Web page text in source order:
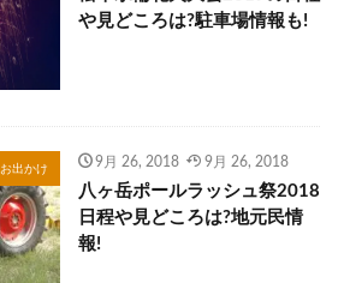
や見どころは?駐車場情報も!
お出かけ 9月 26, 2018 9月 26, 2018
八ヶ岳ポールラッシュ祭2018
日程や見どころは?地元民情
報!